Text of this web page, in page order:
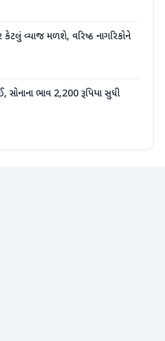
કેટલું વ્યાજ મળશે, વરિષ્ઠ નાગરિકોને
સોનાના ભાવ 2,200 રૂપિયા સુધી